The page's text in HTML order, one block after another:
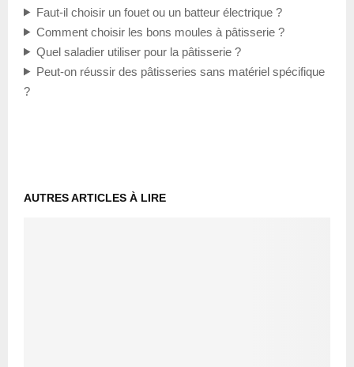
Faut-il choisir un fouet ou un batteur électrique ?
Comment choisir les bons moules à pâtisserie ?
Quel saladier utiliser pour la pâtisserie ?
Peut-on réussir des pâtisseries sans matériel spécifique
?
AUTRES ARTICLES À LIRE